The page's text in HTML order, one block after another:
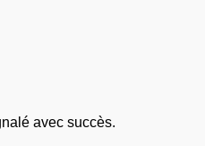
avec succès.